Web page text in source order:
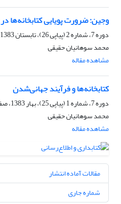
وجین: ضرورت پویایی کتابخانه‌ها
دوره 7، شماره 2 (پیاپی 26)، تابستان 1383، صفحه
محمد سوهانیان حقیقی
مشاهده مقاله
کتابخانه‌ها و فرآیند جهانی‌شدن
دوره 7، شماره 1 (پیاپی 25)، بهار 1383، صفحه
محمد سوهانیان حقیقی
مشاهده مقاله
مقالات آماده انتشار
شماره جاری